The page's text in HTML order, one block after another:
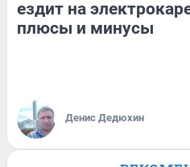
ездит на
плюсы и минусы
Денис Дедюхин